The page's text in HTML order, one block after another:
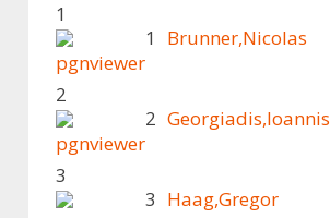
1
1
Brunner,Nicolas
2
2 Georgiadis,Ioannis
3
3 Haag,Gregor